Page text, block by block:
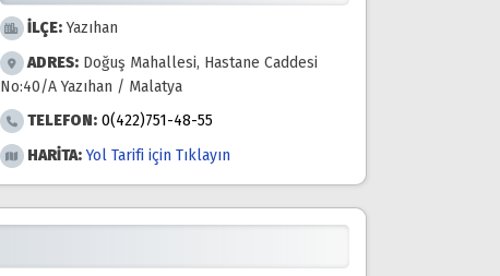
İLÇE:Yazıhan
ADRES:Doğuş Mahallesi, Hastane Caddesi
No:40/A Yazıhan / Malatya
TELEFON: 0(422)751-48-55
HARİTA: Yol Tarifi için Tıklayın